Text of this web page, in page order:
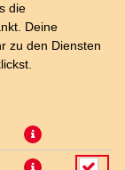
die
Deine
zu den Diensten